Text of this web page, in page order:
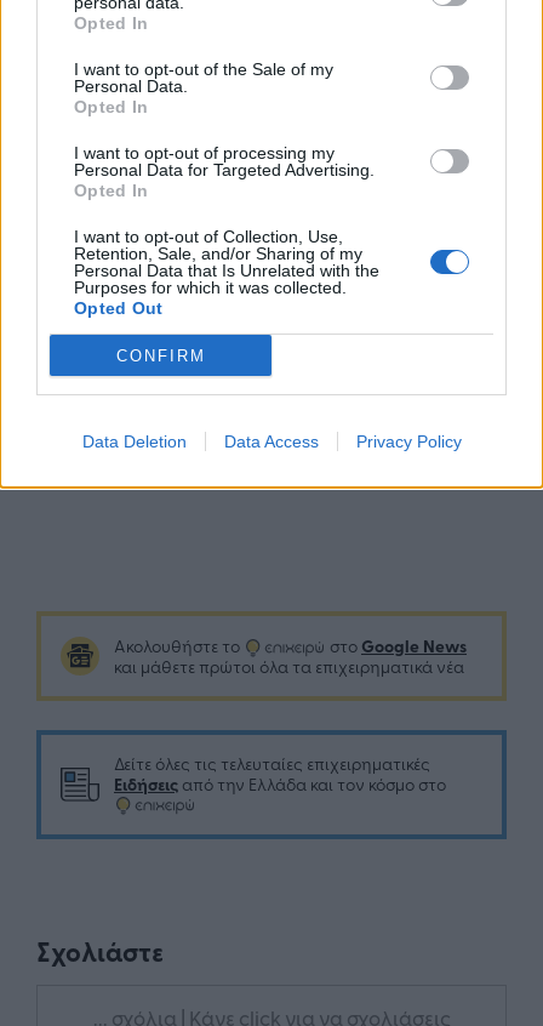
Opted In
I want to opt-out of the Sale of my
Personal Data.
Opted In
I want to opt-out of processing my
Personal Data for Targeted Advertising.
Opted In
I want to opt-out of Collection, Use,
Retention, Sale, and/or Sharing of my
Personal Data that Is Unrelated with the
Purposes for which it was collected.
Opted Out
CONFIRM
Data Deletion Data Access Privacy Policy
τεχνολογίας, η Πρωτοβουλία για την Υγεία του ΙΣΝ
περιλαμβάνει την κατασκευή και τον εξοπλισμό
τριών νέων νοσοκομείων, σχεδιασμένων από τον
διεθνούς φήμης αρχιτέκτονα Renzo Piano, στη
Μελλοντικά, το Κέντρο Αναφοράς για την Παιδική
Ψυχική Υγεία προβλέπεται επιπρόσθετα να
Πανεπιστημιακού Παιδιατρικού Νοσοκομείου
Θεσσαλονίκης ΙΣΝ, με την ολοκλήρωση και
παράδοση του νοσοκομείου στο Ελληνικό
Δημόσιο στα τέλη του 2025. Οι ασθενείς στα νέα
νοσοκομεία της Σπάρτης και της Κομοτηνής θα
επωφεληθούν, επίσης, από τις παροχές και τα
εργαλεία του νέου προγράμματος ψυχικής υγείας
Ακολουθήστε το στο Google News
και μάθετε πρώτοι όλα τα επιχειρηματικά νέα
Δείτε όλες τις τελευταίες επιχειρηματικές
Ειδήσεις από την Ελλάδα και τον κόσμο στο
Σχολιάστε
... σχόλια | Κάνε click για να σχολιάσεις